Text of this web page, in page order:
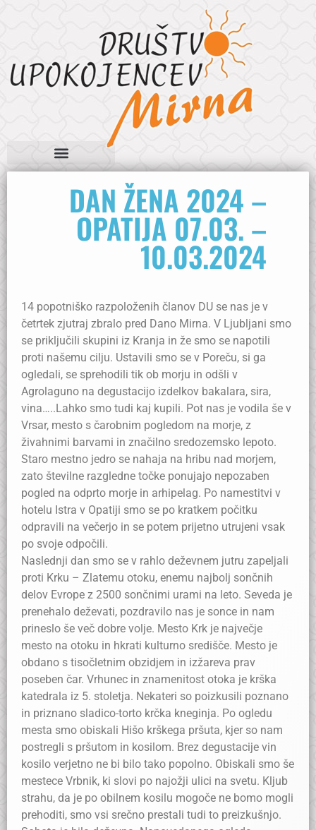
DAN ŽENA 2024 –
OPATIJA 07.03. –
10.03.2024
14 popotniško razpoloženih članov DU se nas je v
četrtek zjutraj zbralo pred Dano Mirna. V Ljubljani smo
se priključili skupini iz Kranja in že smo se napotili
proti našemu cilju. Ustavili smo se v Poreču, si ga
ogledali, se sprehodili tik ob morju in odšli v
Agrolaguno na degustacijo izdelkov bakalara, sira,
vina…..Lahko smo tudi kaj kupili. Pot nas je vodila še v
Vrsar, mesto s čarobnim pogledom na morje, z
živahnimi barvami in značilno sredozemsko lepoto.
Staro mestno jedro se nahaja na hribu nad morjem,
zato številne razgledne točke ponujajo nepozaben
pogled na odprto morje in arhipelag. Po namestitvi v
hotelu Istra v Opatiji smo se po kratkem počitku
odpravili na večerjo in se potem prijetno utrujeni vsak
po svoje odpočili.
Naslednji dan smo se v rahlo deževnem jutru zapeljali
proti Krku – Zlatemu otoku, enemu najbolj sončnih
delov Evrope z 2500 sončnimi urami na leto. Seveda je
prenehalo deževati, pozdravilo nas je sonce in nam
prineslo še več dobre volje. Mesto Krk je največje
mesto na otoku in hkrati kulturno središče. Mesto je
obdano s tisočletnim obzidjem in izžareva prav
poseben čar. Vrhunec in znamenitost otoka je krška
katedrala iz 5. stoletja. Nekateri so poizkusili poznano
in priznano sladico-torto krčka kneginja. Po ogledu
mesta smo obiskali Hišo krškega pršuta, kjer so nam
postregli s pršutom in kosilom. Brez degustacije vin
kosilo verjetno ne bi bilo tako popolno. Obiskali smo še
mestece Vrbnik, ki slovi po najožji ulici na svetu. Kljub
strahu, da je po obilnem kosilu mogoče ne bomo mogli
prehoditi, smo vsi srečno prestali tudi to preizkušnjo.